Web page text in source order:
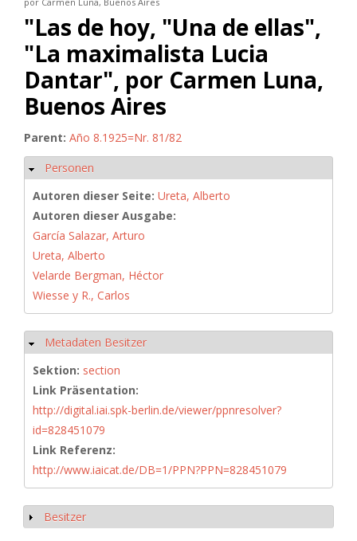
"Las de hoy, "Una de ellas",
"La maximalista Lucia
Dantar", por Carmen Luna,
Buenos Aires
Parent: Año 8.1925=Nr. 81/82
Ausblenden
Personen
Autoren dieser Seite: Ureta, Alberto
Autoren dieser Ausgabe:
García Salazar, Arturo
Ureta, Alberto
Velarde Bergman, Héctor
Wiesse y R., Carlos
Ausblenden
Metadaten Besitzer
Sektion: section
Link Präsentation:
http://digital.iai.spk-berlin.de/viewer/ppnresolver?
id=828451079
Link Referenz:
http://www.iaicat.de/DB=1/PPN?PPN=828451079
Anzeigen
Besitzer